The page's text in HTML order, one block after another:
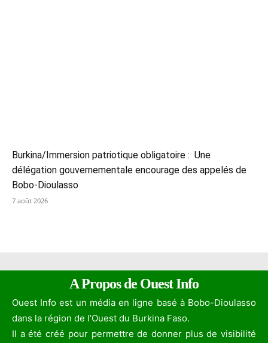
Burkina/Immersion patriotique obligatoire : Une
délégation gouvernementale encourage des appelés de
Bobo-Dioulasso
7 août 2026
A Propos de Ouest Info
Ouest Info est un média en ligne basé à Bobo-Dioulasso
dans la région de l’Ouest du Burkina Faso.
Il a été créé pour permettre de donner plus de visibilité